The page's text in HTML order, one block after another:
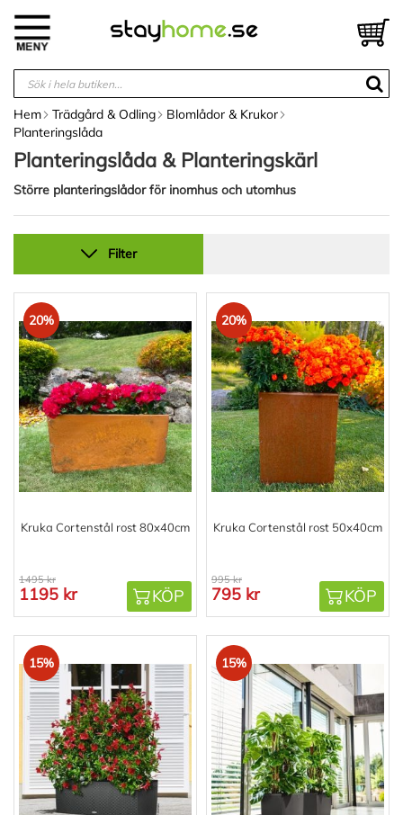
innehållet
Hem Trädgård & Odling
Blomlådor & Krukor
Planteringslåda
Planteringslåda & Planteringskärl
Större planteringslådor för inomhus och utomhus
Filter
20%
Kruka Cortenstål rost 80x40cm
1495 kr
1195 kr KÖP
20%
Kruka Cortenstål rost 50x40cm
995 kr
795 kr KÖP
15% 15%